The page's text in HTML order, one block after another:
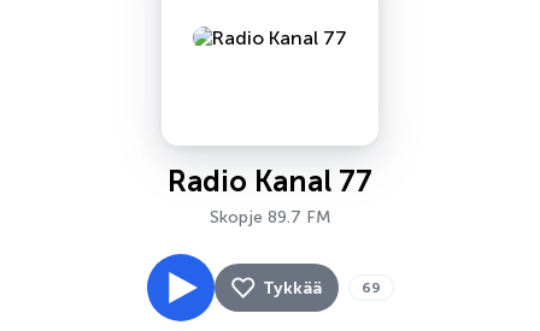
Radio Kanal 77
Skopje 89.7 FM
Tykkää 69